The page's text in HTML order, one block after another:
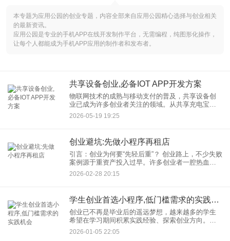
本专题为应用公园的创业专题，内容全部来自应用公园精心选择与创业相关
的最新资讯。
应用公园是专业的手机APP在线开发制作平台，无需编程，纯图形化操作，
让每个人都能成为手机APP应用的制作者和发布者。
共享设备创业,必备IOT APP开发方案
物联网技术的成熟与移动支付的普及，共享设备创
业已成为许多创业者关注的领域。从共享充电宝、
自助洗衣机到智能快递柜、共享按摩椅，这些项目
不仅改变了传统服务模式，也创造了新的商业机
2026-05-19 19:25
创业避坑:先做小程序再租店
引言：创业为何要“先轻后重”？ 创业路上，不少失败
案例源于重资产投入过早。许多创业者一腔热血租
下门店、装修、囤货，却发现客流稀少、成本高
企，最终资金链断裂。而“先开发小程序再租店”的模
2026-02-28 20:15
学生创业首选小程序,低门槛需求的实践机会
创业已不再是毕业后的遥远梦想，越来越多的学生
希望在学习期间积累实践经验、探索创业方向。而
小程序，凭借其低门槛、易上手、成本可控的特
点，正成为学生群体开启创业之路的理想选择。 为
2026-01-05 22:05